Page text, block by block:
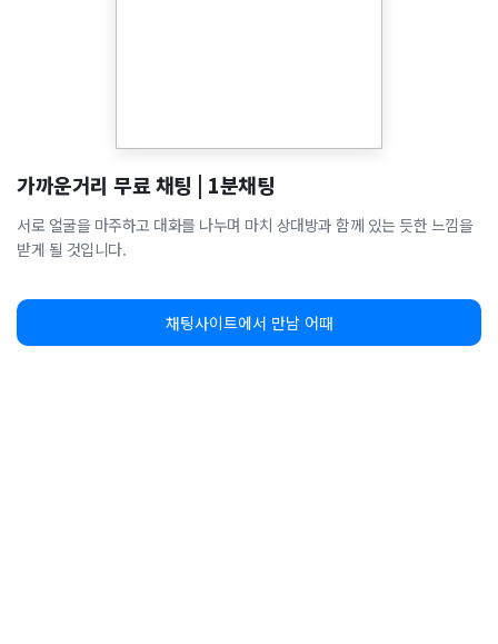
가까운거리 무료 채팅 | 1분채팅
서로 얼굴을 마주하고 대화를 나누며 마치 상대방과 함께 있는 듯한 느낌을
받게 될 것입니다.
채팅사이트에서 만남 어때